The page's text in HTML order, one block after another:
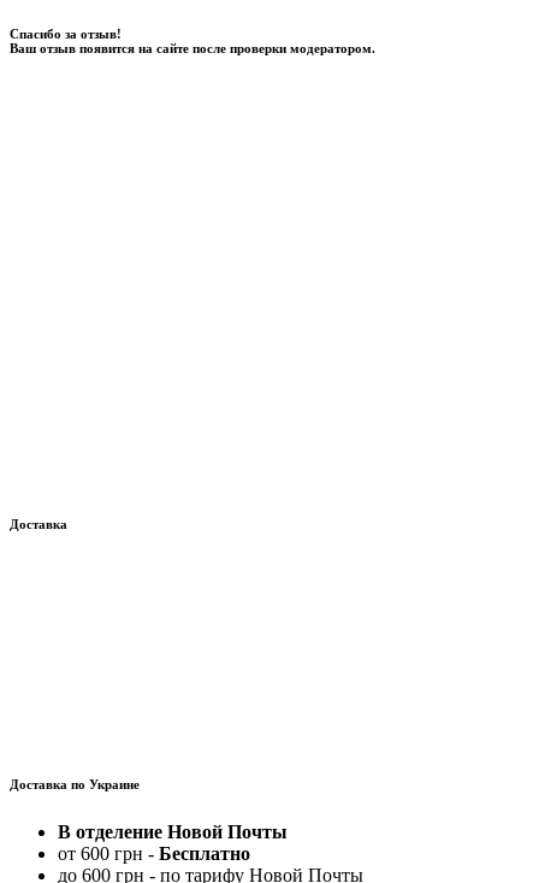
Спасибо за отзыв!
Ваш отзыв появится на сайте после проверки модератором.
Доставка
Доставка по Украине
В отделение Новой Почты
от 600 грн - Бесплатно
до 600 грн - по тарифу Новой Почты